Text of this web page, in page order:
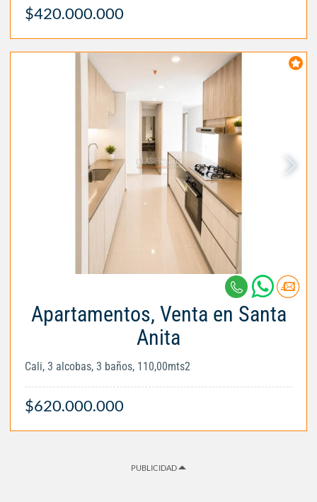
$420.000.000
Apartamentos, Venta en Santa
Anita
Cali, 3 alcobas, 3 baños, 110,00mts2
$620.000.000
PUBLICIDAD